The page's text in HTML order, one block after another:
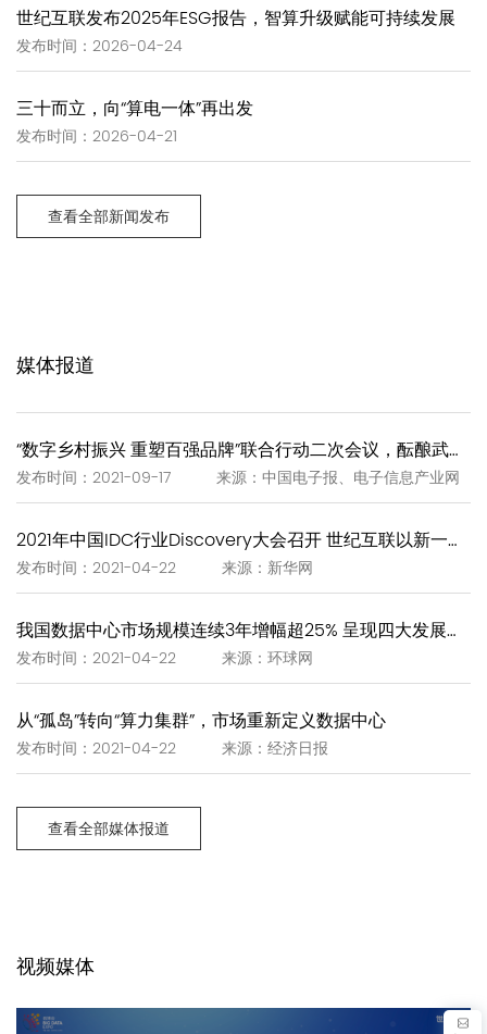
世纪互联发布2025年ESG报告，智算升级赋能可持续发展
发布时间：2026-04-24
三十而立，向“算电一体”再出发
发布时间：2026-04-21
查看全部新闻发布
媒体报道
发布时间：2021-09-17 来源：中国电子报、电子信息产业网
发布时间：2021-04-22 来源：新华网
发布时间：2021-04-22 来源：环球网
从“孤岛”转向“算力集群”，市场重新定义数据中心
发布时间：2021-04-22 来源：经济日报
查看全部媒体报道
视频媒体